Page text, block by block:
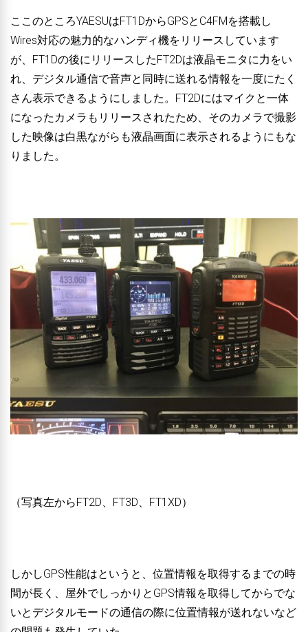
ここのところYAESUはFT1DからGPSとC4FMを搭載し
Wires対応の魅力的なハンディ機をリリースしています
が、FT1Dの後にリリースしたFT2Dは液晶モニタに力をい
れ、デジタル通信で音声と同時に送れる情報を一度にたく
さん表示できるようにしました。FT2Dにはマイクと一体
になったカメラもリリースされたため、そのカメラで撮影
した映像は白黒ながらも液晶画面に表示されるようにもな
りました。
（写真左からFT2D、FT3D、FT1XD）
しかしGPS性能はというと、位置情報を取得するまでの時
間が長く、屋外でしっかりとGPS情報を取得してからでな
いとデジタルモードの通信の際に位置情報が送れないなど